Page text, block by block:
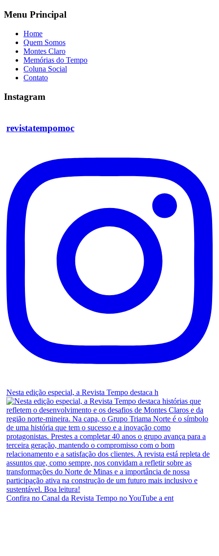
Menu Principal
Home
Quem Somos
Montes Claro
Memórias do Tempo
Coluna Social
Contato
Instagram
revistatempomoc
Nesta edição especial, a Revista Tempo destaca h
Confira no Canal da Revista Tempo no YouTube a ent